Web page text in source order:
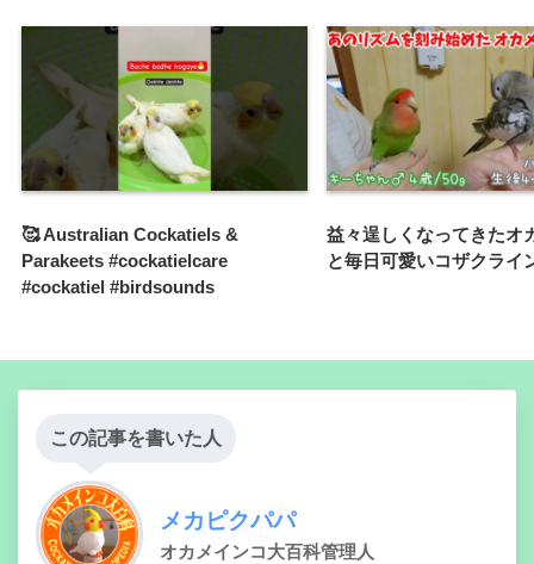
🥰 Australian Cockatiels &
Parakeets #cockatielcare
#cockatiel #birdsounds
益々逞しくなってきたオ
と毎日可愛いコザクライ
この記事を書いた人
メカピクパパ
オカメインコ大百科管理人